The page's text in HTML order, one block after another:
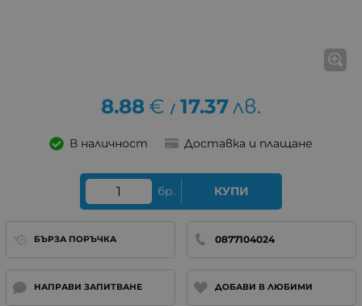
8.88€ / 17.37 лв.
В наличност Доставка и плащане
бр. КУПИ
БЪРЗА ПОРЪЧКА 0877104024
НАПРАВИ ЗАПИТВАНЕ ДОБАВИ В ЛЮБИМИ